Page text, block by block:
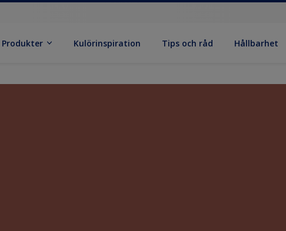
Produkter Kulörinspiration Tips och råd Hållbarhet